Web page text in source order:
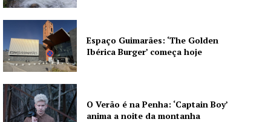
Espaço Guimarães: ‘The Golden
Ibérica Burger’ começa hoje
O Verão é na Penha: ‘Captain Boy’
anima a noite da montanha